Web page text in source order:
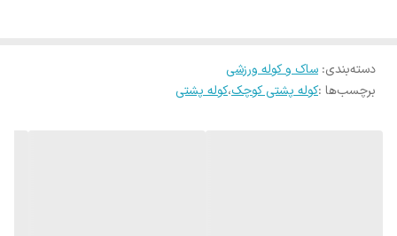
دسته‌بندی: ساک و کوله ورزشی
برچسب‌ها :کوله پشتی کوچک،کوله پشتی